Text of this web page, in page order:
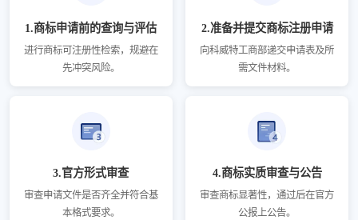
1.商标申请前的查询与评估
进行商标可注册性检索，规避在
先冲突风险。
2.准备并提交商标注册申请
向科威特工商部递交申请表及所
需文件材料。
3.官方形式审查
审查申请文件是否齐全并符合基
本格式要求。
4.商标实质审查与公告
审查商标显著性，通过后在官方
公报上公告。